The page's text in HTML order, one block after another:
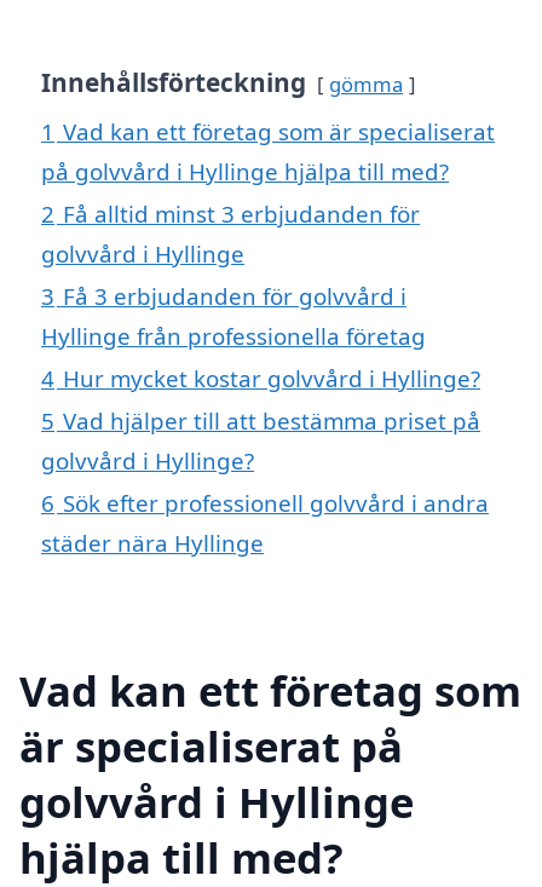
Innehållsförteckning gömma
1 Vad kan ett företag som är specialiserat
på golvvård i Hyllinge hjälpa till med?
2 Få alltid minst 3 erbjudanden för
golvvård i Hyllinge
3 Få 3 erbjudanden för golvvård i
Hyllinge från professionella företag
4 Hur mycket kostar golvvård i Hyllinge?
5 Vad hjälper till att bestämma priset på
golvvård i Hyllinge?
6 Sök efter professionell golvvård i andra
städer nära Hyllinge
Vad kan ett företag som
är specialiserat på
golvvård i Hyllinge
hjälpa till med?